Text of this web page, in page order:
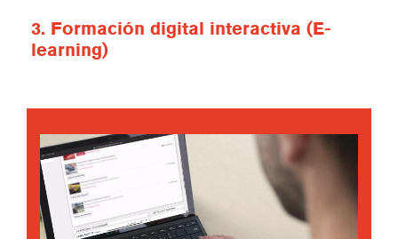
3. Formación digital interactiva (E-
learning)